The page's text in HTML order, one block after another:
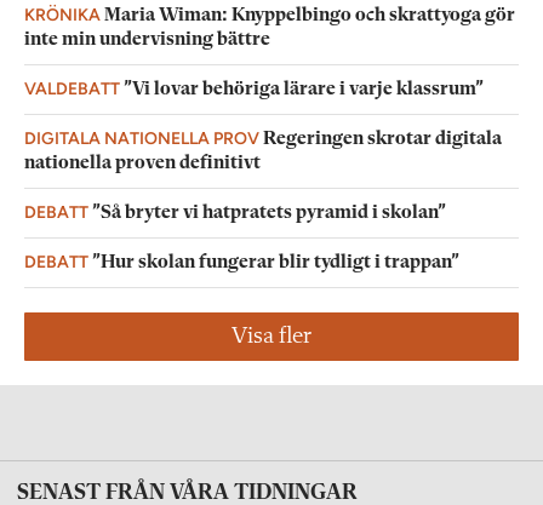
KRÖNIKA Maria Wiman: Knyppelbingo och skrattyoga gör
inte min undervisning bättre
VALDEBATT”Vi lovar behöriga lärare i varje klassrum”
DIGITALA NATIONELLA PROVRegeringen skrotar digitala
nationella proven definitivt
DEBATT”Så bryter vi hatpratets pyramid i skolan”
DEBATT”Hur skolan fungerar blir tydligt i trappan”
Visa fler
SENAST FRÅN VÅRA TIDNINGAR